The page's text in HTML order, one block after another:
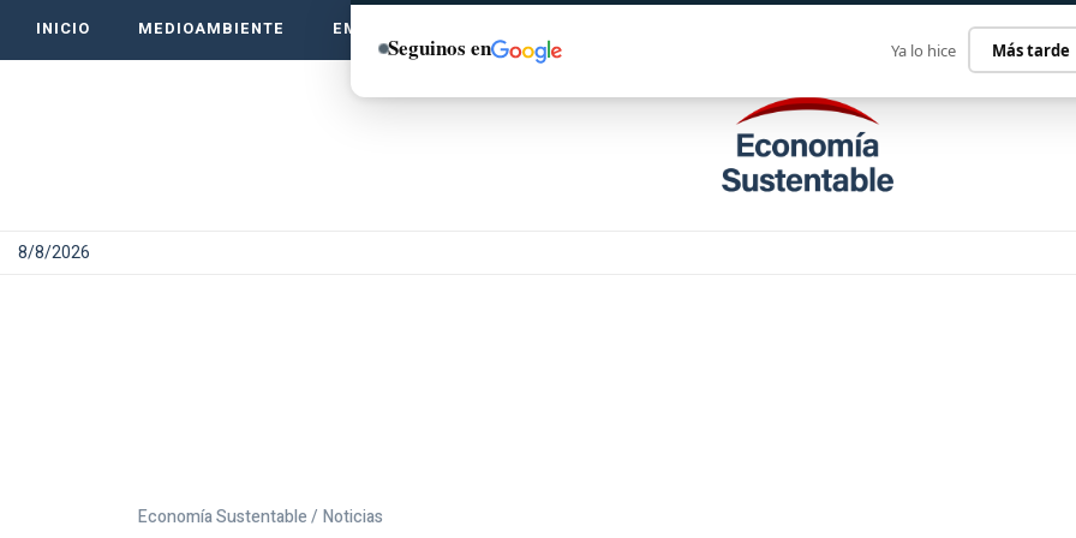
INICIO MEDIOAMBIENTE EMPRENDE VERDE
8/8/2026
Economía Sustentable / Noticias
Seguinos en Ya lo hice Más tarde